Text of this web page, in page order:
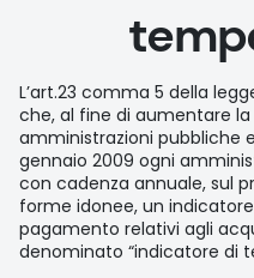
L’art.23 comma 5 della
che, al fine di aumentare
amministrazioni pubbliche
gennaio 2009 ogni
con cadenza annuale, sul
forme idonee, un
pagamento relativi agli
denominato “indicatore di